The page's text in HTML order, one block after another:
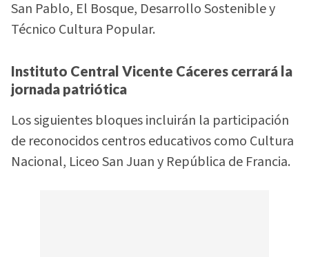
San Pablo, El Bosque, Desarrollo Sostenible y
Técnico Cultura Popular.
Instituto Central Vicente Cáceres cerrará la
jornada patriótica
Los siguientes bloques incluirán la participación
de reconocidos centros educativos como Cultura
Nacional, Liceo San Juan y República de Francia.